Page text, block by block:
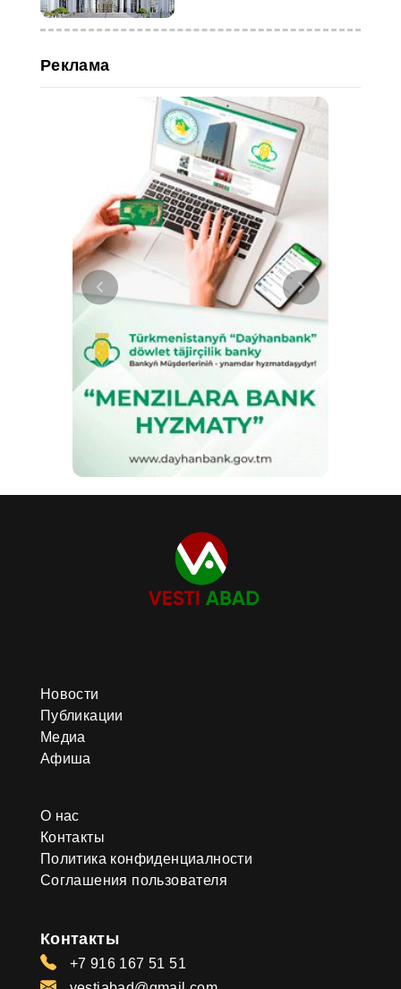
Реклама
Новости
Публикации
Медиа
Афиша
О нас
Контакты
Политика конфиденциалности
Соглашения пользователя
Контакты
+7 916 167 51 51